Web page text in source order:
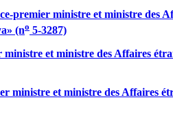
premier ministre et ministre des
(no 5-3287)
et ministre des Affaires
et ministre des Affaires